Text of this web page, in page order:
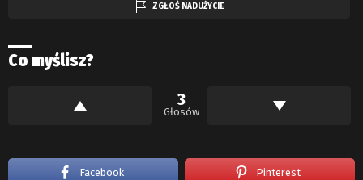
ZGŁOŚ NADUŻYCIE
Co myślisz?
3
Głosów
Facebook Pinterest